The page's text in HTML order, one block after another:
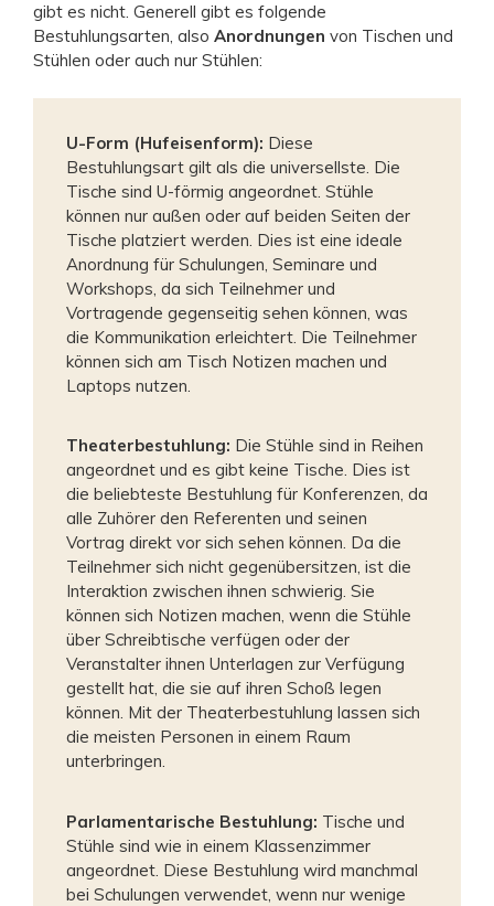
gibt es nicht. Generell gibt es folgende
Bestuhlungsarten, also Anordnungen von Tischen und
Stühlen oder auch nur Stühlen:
U-Form (Hufeisenform): Diese
Bestuhlungsart gilt als die universellste. Die
Tische sind U-förmig angeordnet. Stühle
können nur außen oder auf beiden Seiten der
Tische platziert werden. Dies ist eine ideale
Anordnung für Schulungen, Seminare und
Workshops, da sich Teilnehmer und
Vortragende gegenseitig sehen können, was
die Kommunikation erleichtert. Die Teilnehmer
können sich am Tisch Notizen machen und
Laptops nutzen.
Theaterbestuhlung: Die Stühle sind in Reihen
angeordnet und es gibt keine Tische. Dies ist
die beliebteste Bestuhlung für Konferenzen, da
alle Zuhörer den Referenten und seinen
Vortrag direkt vor sich sehen können. Da die
Teilnehmer sich nicht gegenübersitzen, ist die
Interaktion zwischen ihnen schwierig. Sie
können sich Notizen machen, wenn die Stühle
über Schreibtische verfügen oder der
Veranstalter ihnen Unterlagen zur Verfügung
gestellt hat, die sie auf ihren Schoß legen
können. Mit der Theaterbestuhlung lassen sich
die meisten Personen in einem Raum
unterbringen.
Parlamentarische Bestuhlung: Tische und
Stühle sind wie in einem Klassenzimmer
angeordnet. Diese Bestuhlung wird manchmal
bei Schulungen verwendet, wenn nur wenige